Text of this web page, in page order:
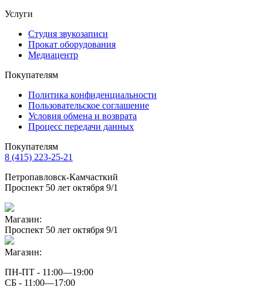
Услуги
Студия звукозаписи
Прокат оборудования
Медиацентр
Покупателям
Политика конфиденциальности
Пользовательское соглашение
Условия обмена и возврата
Процесс передачи данных
Покупателям
8 (415) 223-25-21
Петропавловск-Камчасткий
Проспект 50 лет октября 9/1
Магазин:
Проспект 50 лет октября 9/1
Магазин:
ПН-ПТ - 11:00—19:00
СБ - 11:00—17:00